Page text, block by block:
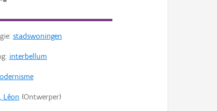
stadswoningen
interbellum
Léon (Ontwerper)